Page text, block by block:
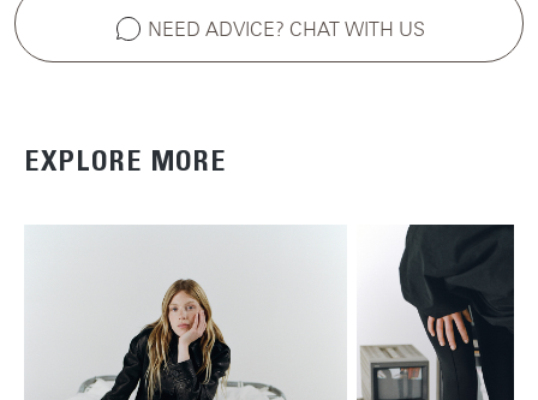
NEED ADVICE? CHAT WITH US
EXPLORE MORE